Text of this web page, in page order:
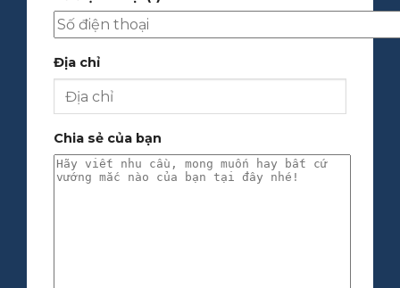
Địa chỉ
Chia sẻ của bạn